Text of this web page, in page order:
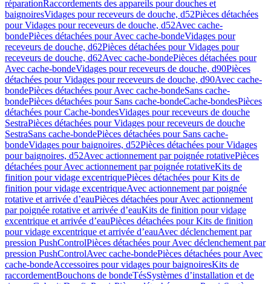
réparationRaccordements des appareils pour douches et
baignoiresVidages pour receveurs de douche, d52Pièces détachées
pour Vidages pour receveurs de douche, d52Avec cache-
bondePièces détachées pour Avec cache-bondeVidages pour
receveurs de douche, d62Pièces détachées pour Vidages pour
receveurs de douche, d62Avec cache-bondePièces détachées pour
Avec cache-bondeVidages pour receveurs de douche, d90Pièces
détachées pour Vidages pour receveurs de douche, d90Avec cache-
bondePièces détachées pour Avec cache-bondeSans cache-
bondePièces détachées pour Sans cache-bondeCache-bondesPièces
détachées pour Cache-bondesVidages pour receveurs de douche
SestraPièces détachées pour Vidages pour receveurs de douche
SestraSans cache-bondePièces détachées pour Sans cache-
bondeVidages pour baignoires, d52Pièces détachées pour Vidages
pour baignoires, d52Avec actionnement par poignée rotativePièces
détachées pour Avec actionnement par poignée rotativeKits de
finition pour vidage excentriquePièces détachées pour Kits de
finition pour vidage excentriqueAvec actionnement par poignée
rotative et arrivée d’eauPièces détachées pour Avec actionnement
par poignée rotative et arrivée d’eauKits de finition pour vidage
excentrique et arrivée d’eauPièces détachées pour Kits de finition
pour vidage excentrique et arrivée d’eauAvec déclenchement par
pression PushControlPièces détachées pour Avec déclenchement par
pression PushControlAvec cache-bondePièces détachées pour Avec
cache-bondeAccessoires pour vidages pour baignoiresKits de
raccordementBouchons de bondeTésSystèmes d’installation et de